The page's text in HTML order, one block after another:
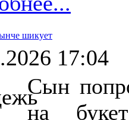
шикует
17:04
Сын
на